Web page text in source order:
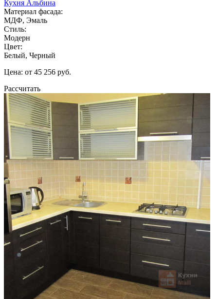
Кухня Альбина
Материал фасада:
МДФ, Эмаль
Стиль:
Модерн
Цвет:
Белый, Черный
Цена: от 45 256 руб.
Рассчитать